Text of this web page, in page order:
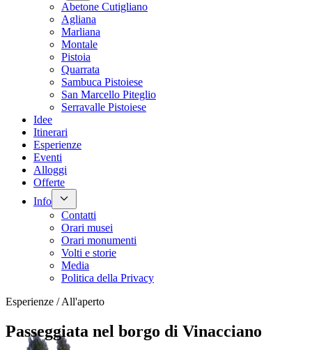
Abetone Cutigliano
Agliana
Marliana
Montale
Pistoia
Quarrata
Sambuca Pistoiese
San Marcello Piteglio
Serravalle Pistoiese
Idee
Itinerari
Esperienze
Eventi
Alloggi
Offerte
Info
Contatti
Orari musei
Orari monumenti
Volti e storie
Media
Politica della Privacy
Esperienze / All'aperto
Passeggiata nel borgo di Vinacciano